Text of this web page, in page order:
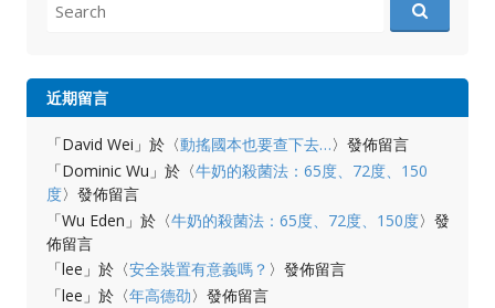
for:
近期留言
「David Wei 」於〈動搖國本也要查下去…〉發佈留言
「Dominic Wu 」於〈牛奶的殺菌法：65度、72度、150
度〉發佈留言
「Wu Eden 」於〈牛奶的殺菌法：65度、72度、150度〉發
佈留言
「lee 」於〈安全裝置有意義嗎？ 〉發佈留言
「lee 」於〈年高德劭〉發佈留言